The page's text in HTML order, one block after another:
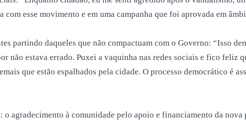
esse movimento e em uma campanha que foi aprovada em
partindo daqueles que não compactuam com o Governo: “Isso
estava errado. Puxei a vaquinha nas redes sociais e fico feliz
que estão espalhados pela cidade. O processo democrático é
agradecimento à comunidade pelo apoio e financiamento da nova